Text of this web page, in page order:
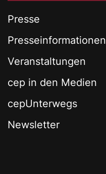
Presse
Presseinformationen
Veranstaltungen
cep in den Medien
cepUnterwegs
Newsletter